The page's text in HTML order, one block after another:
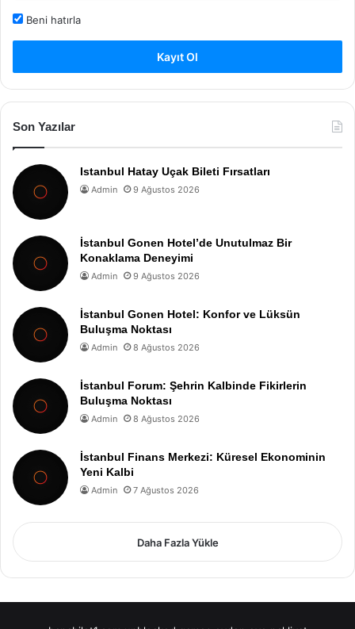
Beni hatırla
Kayıt Ol
Son Yazılar
Istanbul Hatay Uçak Bileti Fırsatları
Admin 9 Ağustos 2026
İstanbul Gonen Hotel’de Unutulmaz Bir
Konaklama Deneyimi
Admin 9 Ağustos 2026
İstanbul Gonen Hotel: Konfor ve Lüksün
Buluşma Noktası
Admin 8 Ağustos 2026
İstanbul Forum: Şehrin Kalbinde Fikirlerin
Buluşma Noktası
Admin 8 Ağustos 2026
İstanbul Finans Merkezi: Küresel Ekonominin
Yeni Kalbi
Admin 7 Ağustos 2026
Daha Fazla Yükle